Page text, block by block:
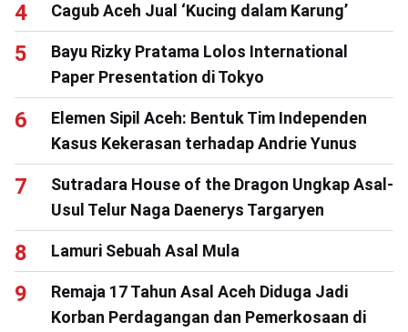
Cagub Aceh Jual ‘Kucing dalam Karung’
Bayu Rizky Pratama Lolos International
Paper Presentation di Tokyo
Elemen Sipil Aceh: Bentuk Tim Independen
Kasus Kekerasan terhadap Andrie Yunus
Sutradara House of the Dragon Ungkap Asal-
Usul Telur Naga Daenerys Targaryen
Lamuri Sebuah Asal Mula
Remaja 17 Tahun Asal Aceh Diduga Jadi
Korban Perdagangan dan Pemerkosaan di